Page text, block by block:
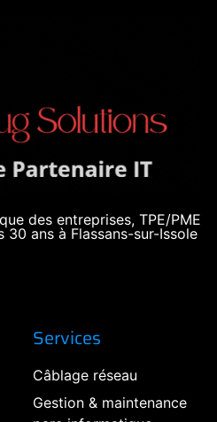
des entreprises, TPE/PME
ans à Flassans-sur-Issole
Services
Câblage réseau
Gestion & maintenance